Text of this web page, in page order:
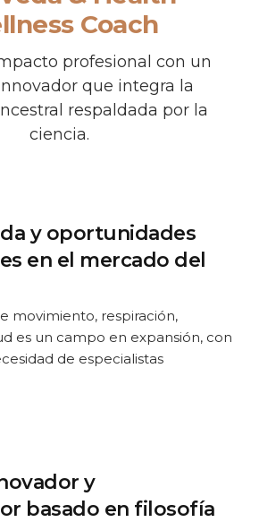
Coach
profesional con un
que integra la
respaldada por la
ciencia.
y oportunidades
en el mercado del
movimiento, respiración,
es un campo en expansión, con
de especialistas
y
basado en filosofía